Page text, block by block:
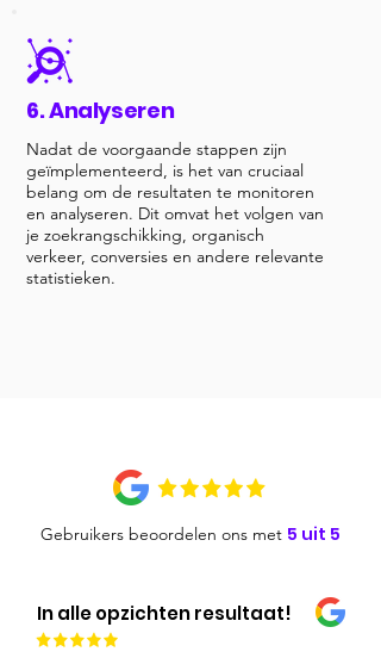
6. Analyseren
Nadat de voorgaande stappen zijn
geïmplementeerd, is het van cruciaal
belang om de resultaten te monitoren
en analyseren. Dit omvat het volgen van
je zoekrangschikking, organisch
verkeer, conversies en andere relevante
statistieken.
Gebruikers beoordelen ons met 5 uit 5
In alle opzichten resultaat!